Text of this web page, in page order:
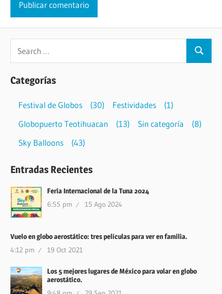
Categorías
Festival de Globos (30) Festividades
(1)
Globopuerto Teotihuacan
(13) Sin categoría
(8)
Sky Balloons
(43)
Entradas Recientes
Feria Internacional de la Tuna 2024
6:55 pm 15 Ago 2024
Vuelo en globo aerostático: tres películas para ver en familia.
4:12 pm 19 Oct 2021
Los 5 mejores lugares de México para volar en globo
aerostático.